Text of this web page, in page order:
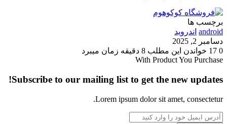
برچسب ها
android اندروید
دسامبر 2, 2025
0
خواندن این مطلب 8 دقیقه زمان میبرد
With Product You Purchase
Subscribe to our mailing list to get the new updates!
Lorem ipsum dolor sit amet, consectetur.
آدرس